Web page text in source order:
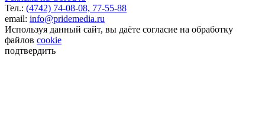
Тел.: (4742) 74-08-08, 77-55-88
email: info@pridemedia.ru
Используя данный сайт, вы даёте согласие на обработку
файлов cookie
подтвердить